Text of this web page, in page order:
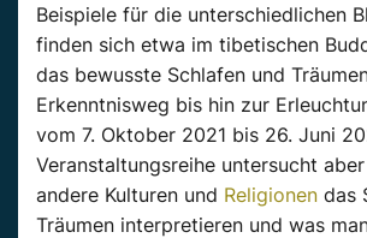
Beispiele für die unterschiedlichen
finden sich etwa im tibetischen
das bewusste Schlafen und
Erkenntnisweg bis hin zur
vom 7. Oktober 2021 bis 26. Juni
Veranstaltungsreihe untersucht
andere Kulturen und Religionen das
Träumen interpretieren und was